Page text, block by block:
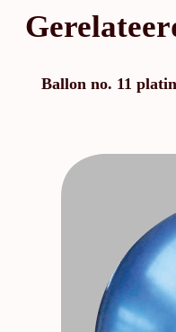
Ballon no. 11